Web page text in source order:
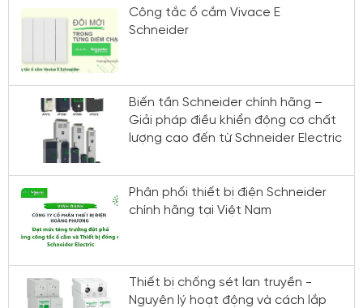
Công tắc ổ cắm Vivace E
Schneider
Biến tần Schneider chính hãng –
Giải pháp điều khiển động cơ chất
lượng cao đến từ Schneider Electric
Phân phối thiết bị điện Schneider
chính hãng tại Việt Nam
Thiết bị chống sét lan truyền -
Nguyên lý hoạt động và cách lắp